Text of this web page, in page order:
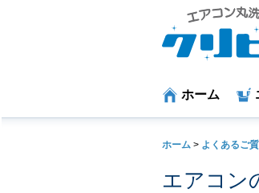
ホーム
ホーム > よくあるご
エアコン